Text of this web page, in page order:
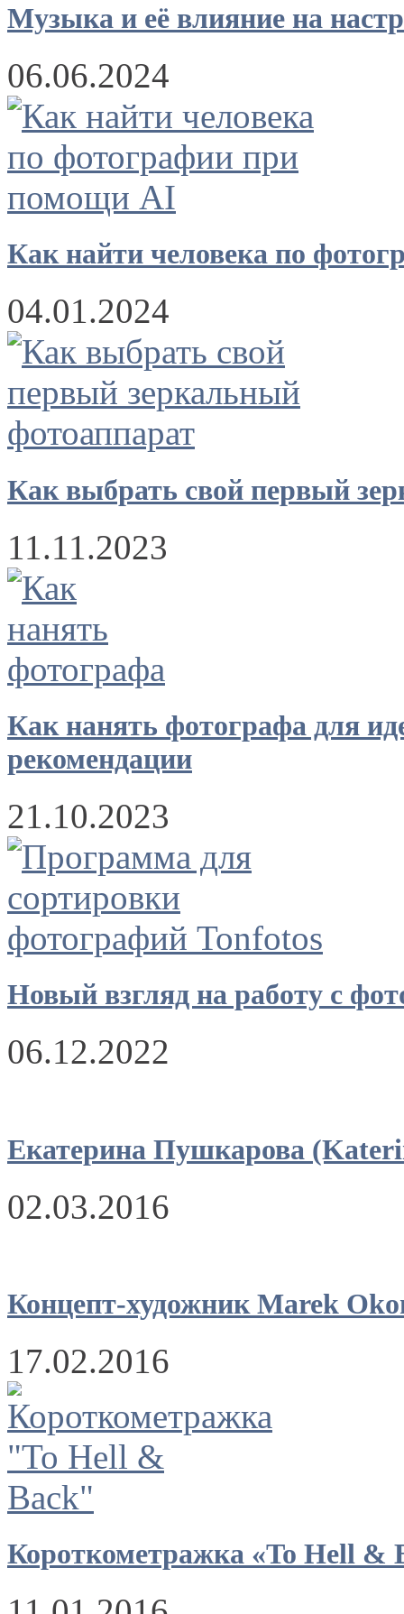
Музыка и её влияние на
06.06.2024
Как найти человека по
04.01.2024
Как выбрать свой первый
11.11.2023
Как нанять фотографа для
рекомендации
21.10.2023
Новый взгляд на работу с
06.12.2022
Екатерина Пушкарова
02.03.2016
Концепт-художник Marek
17.02.2016
Короткометражка «To Hell &